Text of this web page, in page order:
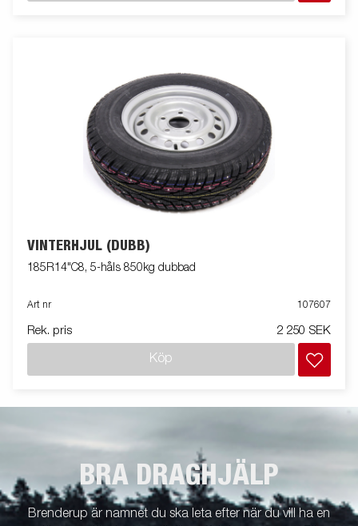
VINTERHJUL (DUBB)
185R14"C8, 5-håls 850kg dubbad
Art nr 107607
Rek. pris 2 250 SEK
Köp
BRA DRAGHJÄLP
Brenderup är namnet du ska leta efter när du vill ha en